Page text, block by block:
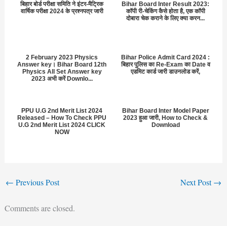
बिहार बोर्ड परीक्षा समिति ने इंटर-मैट्रिक
वार्षिक परीक्षा 2024 के प्रश्नपत्र जारी
Bihar Board Inter Result 2023:
कॉपी री-चेकिंग कैसे होता है, एक कॉपी
दोबारा चेक कराने के लिए क्या करन...
2 February 2023 Physics
Answer key। Bihar Board 12th
Physics All Set Answer key
2023 अभी करें Downlo...
Bihar Police Admit Card 2024 :
बिहार पुलिस का Re-Exam का Date व
एडमिट कार्ड जारी डाउनलोड करें,
PPU U.G 2nd Merit List 2024
Released – How To Check PPU
U.G 2nd Merit List 2024 CLICK
NOW
Bihar Board Inter Model Paper
2023 हुआ जारी, How to Check &
Download
← Previous Post Next Post→
Comments are closed.